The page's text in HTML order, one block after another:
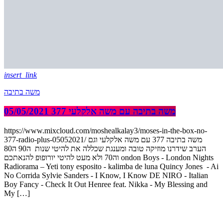
insert_link
משה בתיבה
משה בתיבה עם משה אלקלעי 377 05/05/2021
https://www.mixcloud.com/moshealkalay3/moses-in-the-box-no-
377-radio-plus-05052021/ משה בתיבה 377 עם משה אלקלעי וגם
הערב שידרנו מוזיקה טובה ומענגת שכללה את להיטי שנות ה90 ה80
וה70 ולא מעט להיטי יורופופ להנאתכם ondon Boys - London Nights
Radiorama – Yeti tony esposito - kalimba de luna Quincy Jones - Ai
No Corrida Sylvie Sanders - I Know, I Know DE NIRO - Italian
Boy Fancy - Check It Out Henree feat. Nikka - My Blessing and
My […]